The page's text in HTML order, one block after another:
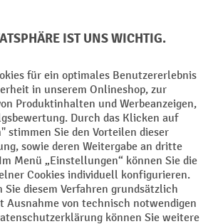
Datenschutz
Privacy Settings